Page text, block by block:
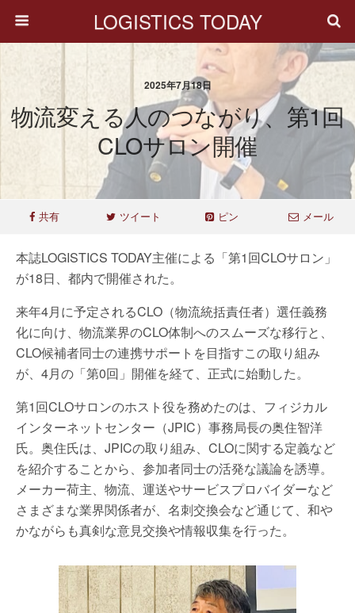
LOGISTICS TODAY
2025年7月18日
物流変える人のつながり、第1回
CLOサロン開催
共有 ツイート ピン メール
本誌LOGISTICS TODAY主催による「第1回CLOサロン」
が18日、都内で開催された。
来年4月に予定されるCLO（物流統括責任者）選任義務
化に向け、物流業界のCLO体制へのスムーズな移行と、
CLO候補者同士の連携サポートを目指すこの取り組み
が、4月の「第0回」開催を経て、正式に始動した。
第1回CLOサロンのホスト役を務めたのは、フィジカル
インターネットセンター（JPIC）事務局長の奥住智洋
氏。奥住氏は、JPICの取り組み、CLOに関する定義など
を紹介することから、参加者同士の活発な議論を誘導。
メーカー荷主、物流、運送やサービスプロバイダーなど
さまざまな業界関係者が、名刺交換会など通じて、和や
かながらも真剣な意見交換や情報収集を行った。